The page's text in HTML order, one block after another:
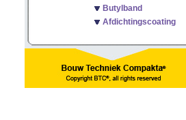
Butylband
Afdichtingscoating